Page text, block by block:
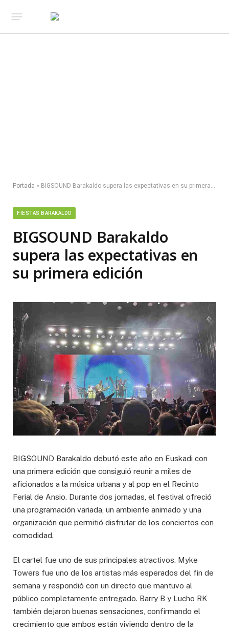
Portada » BIGSOUND Barakaldo supera las expectativas en su primera edición
FIESTAS BARAKALDO
BIGSOUND Barakaldo
supera las expectativas en
su primera edición
BIGSOUND Barakaldo debutó este año en Euskadi con
una primera edición que consiguió reunir a miles de
aficionados a la música urbana y al pop en el Recinto
Ferial de Ansio. Durante dos jornadas, el festival ofreció
una programación variada, un ambiente animado y una
organización que permitió disfrutar de los conciertos con
comodidad.
El cartel fue uno de sus principales atractivos. Myke
Towers fue uno de los artistas más esperados del fin de
semana y respondió con un directo que mantuvo al
público completamente entregado. Barry B y Lucho RK
también dejaron buenas sensaciones, confirmando el
crecimiento que ambos están viviendo dentro de la